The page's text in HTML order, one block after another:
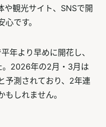
や観光サイト、SNSで開
です。
年より早めに開花し、
。2026年の2月・3月は
予測されており、2年連
しれません。